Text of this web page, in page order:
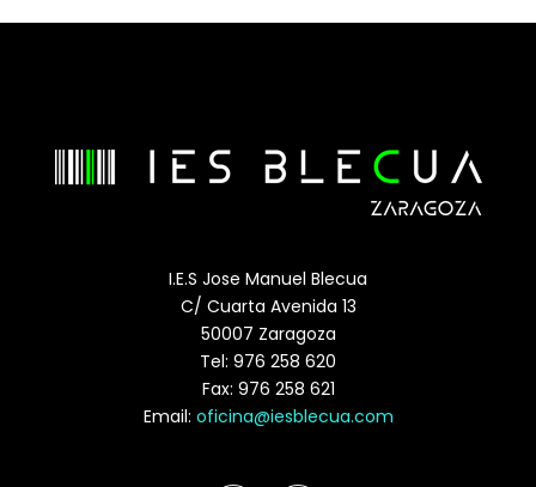
I.E.S Jose Manuel Blecua
C/ Cuarta Avenida 13
50007 Zaragoza
Tel: 976 258 620
Fax: 976 258 621
Email: oficina@iesblecua.com